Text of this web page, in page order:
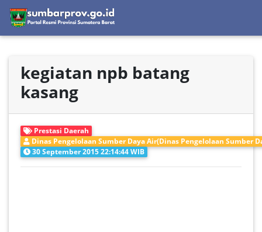
kegiatan npb batang
kasang
Prestasi Daerah
Dinas Pengelolaan Sumber Daya Air(Dinas Pengelolaan Sumber
30 September 2015 22:14:44 WIB